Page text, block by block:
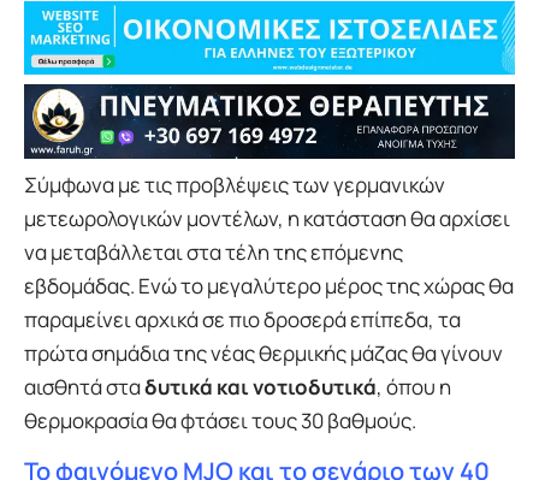
Σύμφωνα με τις προβλέψεις των γερμανικών
μετεωρολογικών μοντέλων, η κατάσταση θα αρχίσει
να μεταβάλλεται στα τέλη της επόμενης
εβδομάδας. Ενώ το μεγαλύτερο μέρος της χώρας θα
παραμείνει αρχικά σε πιο δροσερά επίπεδα, τα
πρώτα σημάδια της νέας θερμικής μάζας θα γίνουν
αισθητά σταδυτικά και νοτιοδυτικά, όπου η
θερμοκρασία θα φτάσει τους 30 βαθμούς.
Το φαινόμενο MJO και το σενάριο των 40